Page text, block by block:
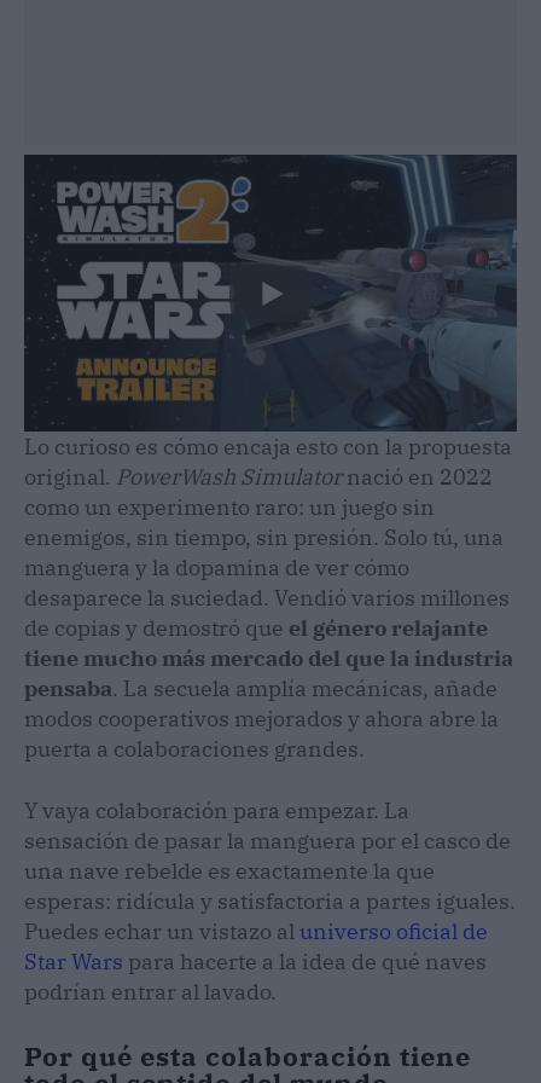
Lo curioso es cómo encaja esto con la propuesta
original. PowerWash Simulatornació en 2022
como un experimento raro: un juego sin
enemigos, sin tiempo, sin presión. Solo tú, una
manguera y la dopamina de ver cómo
desaparece la suciedad. Vendió varios millones
de copias y demostró que el género relajante
tiene mucho más mercado del que la industria
pensaba. La secuela amplía mecánicas, añade
modos cooperativos mejorados y ahora abre la
puerta a colaboraciones grandes.
Y vaya colaboración para empezar. La
sensación de pasar la manguera por el casco de
una nave rebelde es exactamente la que
esperas: ridícula y satisfactoria a partes iguales.
Puedes echar un vistazo aluniverso oficial de
Star Wars para hacerte a la idea de qué naves
podrían entrar al lavado.
Por qué esta colaboración tiene